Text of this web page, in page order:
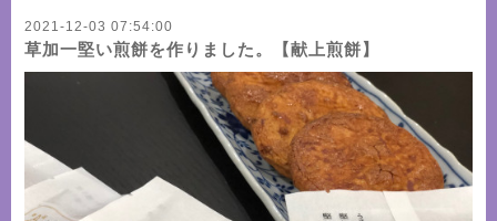
2021-12-03 07:54:00
草加一堅い煎餅を作りました。【献上煎餅】